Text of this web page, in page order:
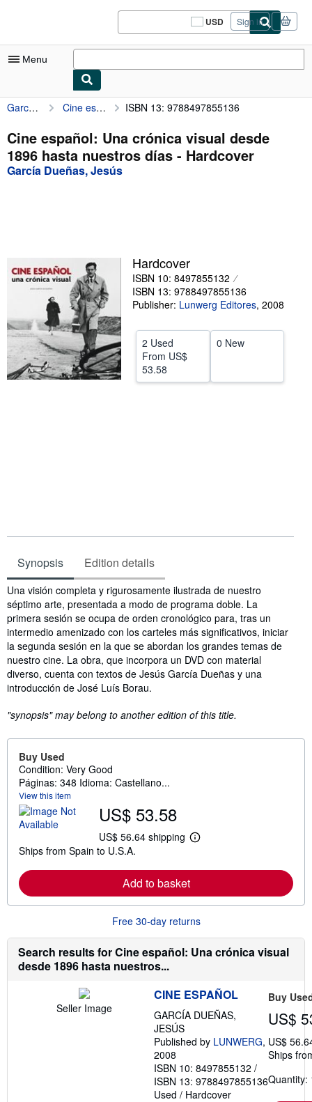
USD
Site
shopping
Sign in
Menu
My Account
My Purchases
Sign Off
Textbooks
Start Selling
Help
CLOSE
García Dueñas, Jesús Cine español: Una crónica visual desde 1896 hasta nuestros días ISBN 13: 9788497855136
Cine español: Una crónica visual desde
1896 hasta nuestros días - Hardcover
García Dueñas, Jesús
Hardcover
ISBN 10: 8497855132
ISBN 13: 9788497855136
Publisher: Lunwerg Editores, 2008
2 Used
From US$
53.58
0 New
Synopsis Edition details
Synopsis
Una visión completa y rigurosamente ilustrada de nuestro
séptimo arte, presentada a modo de programa doble. La
primera sesión se ocupa de orden cronológico para, tras un
intermedio amenizado con los carteles más significativos, iniciar
la segunda sesión en la que se abordan los grandes temas de
nuestro cine. La obra, que incorpora un DVD con material
diverso, cuenta con textos de Jesús García Dueñas y una
introducción de José Luís Borau.
"synopsis" may belong to another edition of this title.
Buy Used
Condition: Very Good
Páginas: 348 Idioma: Castellano...
View this item
US$ 53.58
US$ 56.64 shipping
L
r
o
e
a
b
o
h
p
i
r
a
t
Ships from Spain to U.S.A.
Add to basket
Free 30-day returns
Search results for Cine español: Una crónica visual
desde 1896 hasta nuestros...
Seller Image
CINE ESPAÑOL
GARCÍA DUEÑAS,
JESÚS
Published by LUNWERG,
2008
ISBN 10: 8497855132 /
ISBN 13: 9788497855136
Used / Hardcover
Buy
US$
US$
Ships
Quantity: